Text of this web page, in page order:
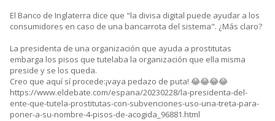
El Banco de Inglaterra dice que "la divisa digital puede ayudar a los
consumidores en caso de una bancarrota del sistema". ¿Más claro?
La presidenta de una organización que ayuda a prostitutas
embarga los pisos que tutelaba la organización que ella misma
preside y se los queda.
Creo que aquí sí procede:¡vaya pedazo de puta! 😂😂😂😂
https://www.eldebate.com/espana/20230228/la-presidenta-del-
ente-que-tutela-prostitutas-con-subvenciones-uso-una-treta-para-
poner-a-su-nombre-4-pisos-de-acogida_96881.html